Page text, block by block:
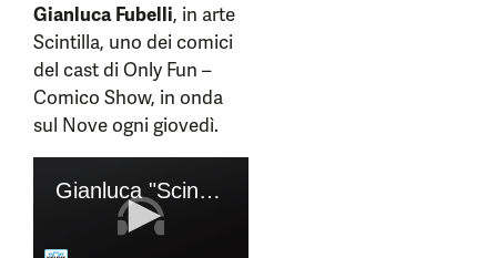
Gianluca Fubelli, in arte
Scintilla, uno dei comici
del cast di Only Fun –
Comico Show, in onda
sul Nove ogni giovedì.